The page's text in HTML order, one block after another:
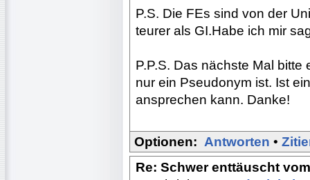
P.S. Die FEs sind von der
teurer als GI.Habe ich mir
P.P.S. Das nächste Mal
nur ein Pseudonym ist. Ist
ansprechen kann. Danke!
Optionen: Antworten •
Re: Schwer enttäuscht